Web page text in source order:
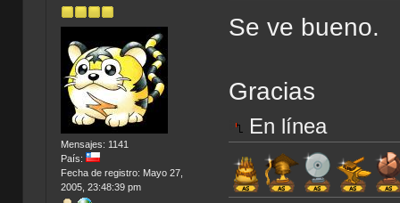
Mensajes: 1141
País:
Fecha de registro: Mayo 27,
2005, 23:48:39 pm
Se ve bueno.
Gracias
En línea